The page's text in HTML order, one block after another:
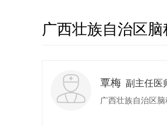
广西壮族自治区
覃梅 副主任医
广西壮族自治区